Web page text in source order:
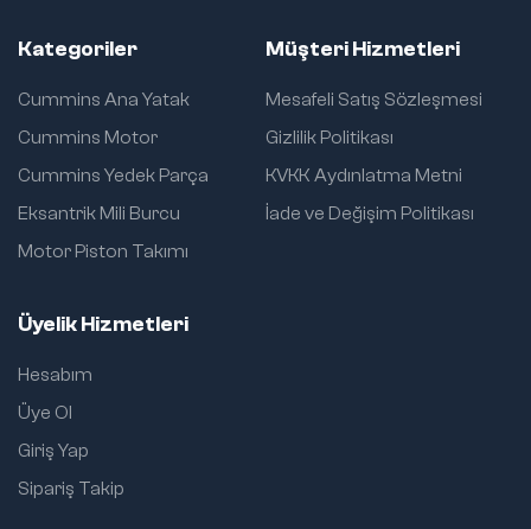
Kategoriler
Cummins Ana Yatak
Cummins Motor
Cummins Yedek Parça
Eksantrik Mili Burcu
Motor Piston Takımı
Müşteri Hizmetleri
Mesafeli Satış Sözleşmesi
Gizlilik Politikası
KVKK Aydınlatma Metni
İade ve Değişim Politikası
Üyelik Hizmetleri
Hesabım
Üye Ol
Giriş Yap
Sipariş Takip